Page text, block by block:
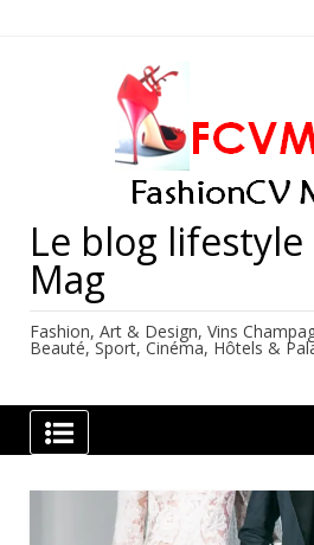
Le blog lifestyle
Mag
Fashion, Art & Design, Vins
Beauté, Sport, Cinéma, Hôtels &